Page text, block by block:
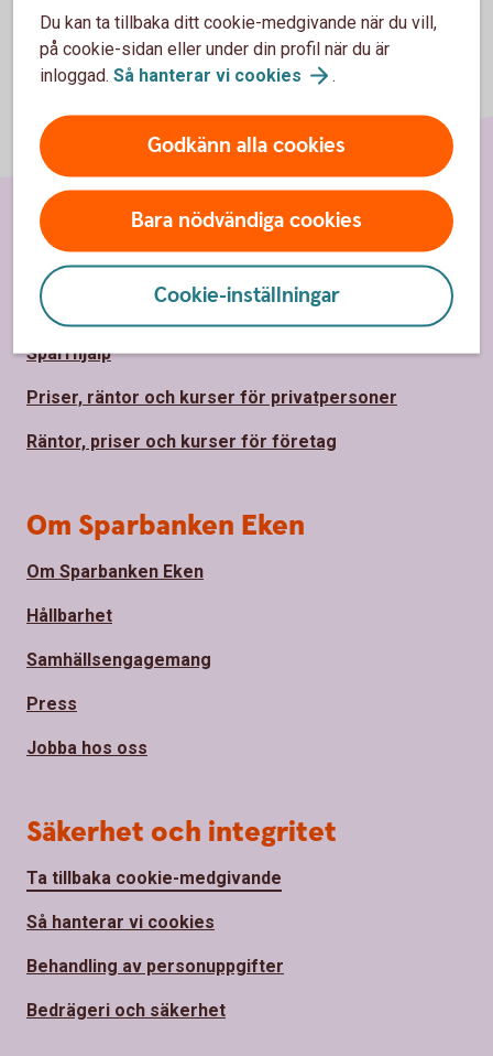
Du kan ta tillbaka ditt cookie-medgivande när du vill,
på cookie-sidan eller under din profil när du är
inloggad. Så hanterar vi cookies .
Godkänn alla cookies
Bara nödvändiga cookies
Cookie-inställningar
Sidfot
Hitta snabbt
Kontakta oss
Spärrhjälp
Priser, räntor och kurser för privatpersoner
Räntor, priser och kurser för företag
Om Sparbanken Eken
Om Sparbanken Eken
Hållbarhet
Samhällsengagemang
Press
Jobba hos oss
Säkerhet och integritet
Ta tillbaka cookie-medgivande
Så hanterar vi cookies
Behandling av personuppgifter
Bedrägeri och säkerhet